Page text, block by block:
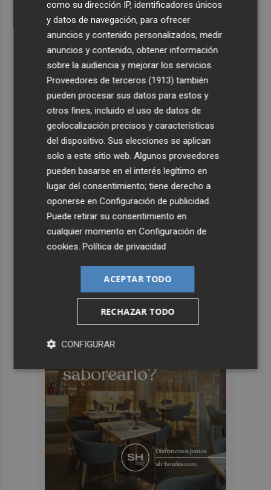
como su dirección IP, identificadores únicos
y datos de navegación, para ofrecer
anuncios y contenido personalizados, medir
anuncios y contenido, obtener información
sobre la audiencia y mejorar los servicios.
Proveedores de terceros (1913) también
pueden procesar sus datos para estos y
otros fines, incluido el uso de datos de
geolocalización precisos y características
del dispositivo. Sus elecciones se aplican
solo a este sitio web. Algunos proveedores
pueden basarse en el interés legítimo en
lugar del consentimiento; tiene derecho a
oponerse enConfiguración de publicidad.
Puede retirar su consentimiento en
cualquier momento enConfiguración de
cookies.Política de privacidad
ACEPTAR TODO
RECHAZAR TODO
CONFIGURAR